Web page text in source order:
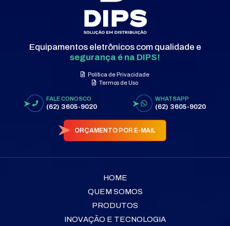
Equipamentos eletrônicos com qualidade e
segurança é na DIPS!
Política de Privacidade
Termos de Uso
FALE CONOSCO
(62) 3605-9020
WHATSAPP
(62) 3605-9020
ORÇAMENTO POR E-MAIL
HOME
QUEM SOMOS
PRODUTOS
INOVAÇÃO E TECNOLOGIA